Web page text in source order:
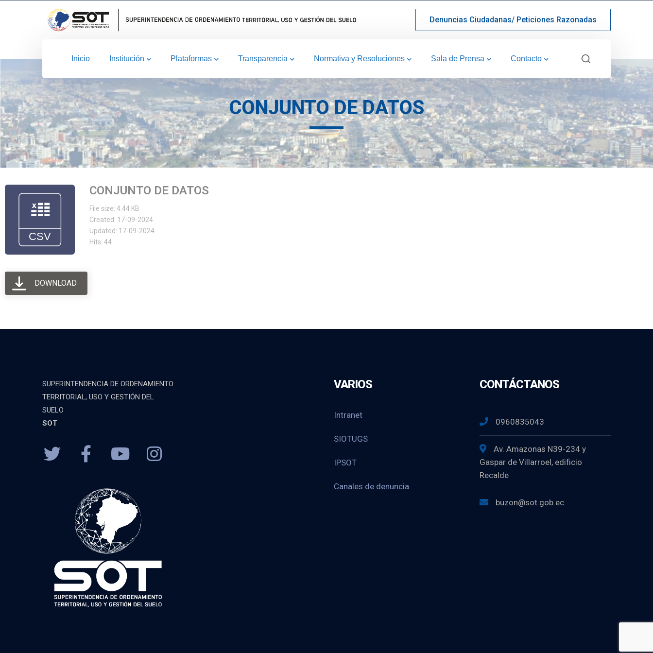
Denuncias Ciudadanas/ Peticiones Razonadas
Inicio Institución Plataformas Transparencia Normativa y Resoluciones Sala de Prensa Contacto
CONJUNTO DE DATOS
CONJUNTO DE DATOS
File size: 4.44 KB
Created: 17-09-2024
Updated: 17-09-2024
Hits: 44
DOWNLOAD
SUPERINTENDENCIA DE ORDENAMIENTO
TERRITORIAL, USO Y GESTIÓN DEL
SUELO
SOT
VARIOS
Intranet
SIOTUGS
IPSOT
Canales de denuncia
CONTÁCTANOS
0960835043
Av. Amazonas N39-234 y
Gaspar de Villarroel, edificio
Recalde
buzon@sot.gob.ec